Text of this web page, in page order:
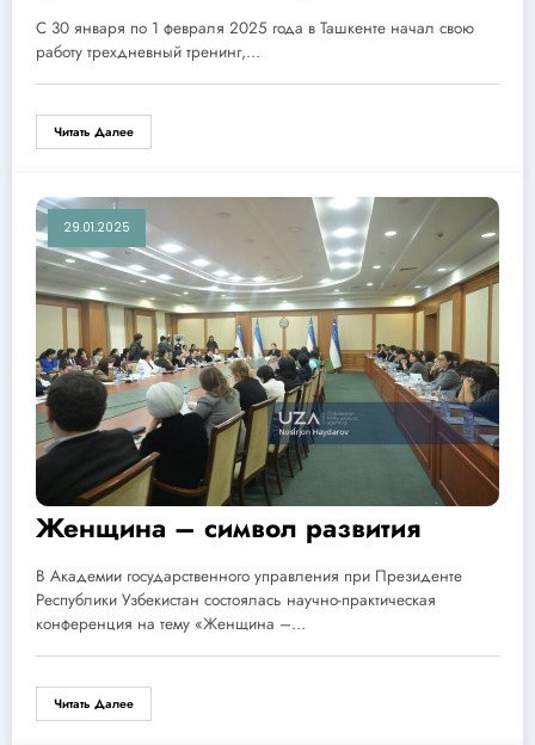
С 30 января по 1 февраля 2025 года в Ташкенте начал свою
работу трехдневный тренинг,…
Читать Далее
29.01.2025
Женщина – символ развития
В Академии государственного управления при Президенте
Республики Узбекистан состоялась научно-практическая
конференция на тему «Женщина –…
Читать Далее